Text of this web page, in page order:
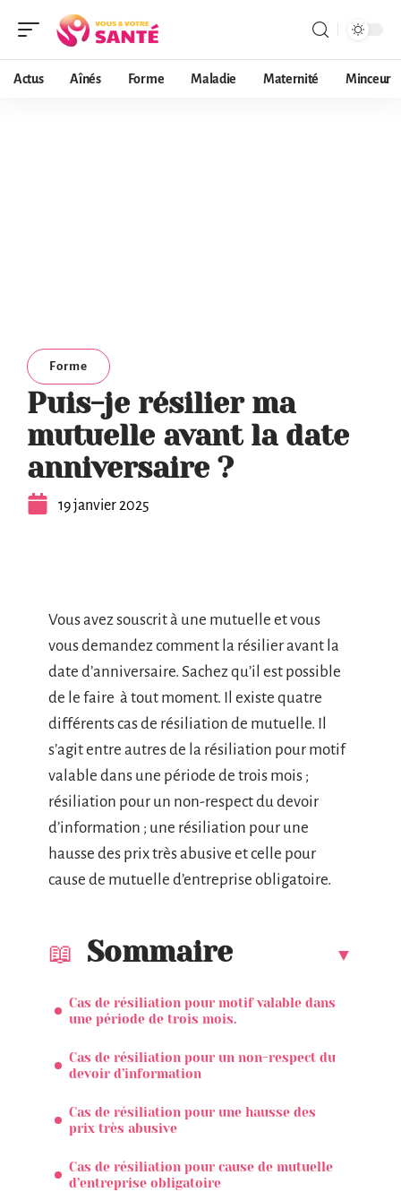
Actus Aînés Forme Maladie Maternité Minceur
Forme
Puis-je résilier ma
mutuelle avant la date
anniversaire ?
19 janvier 2025
Vous avez souscrit à une mutuelle et vous
vous demandez comment la résilier avant la
date d’anniversaire. Sachez qu’il est possible
de le faire à tout moment. Il existe quatre
différents cas de résiliation de mutuelle. Il
s’agit entre autres de la résiliation pour motif
valable dans une période de trois mois ;
résiliation pour un non-respect du devoir
d’information ; une résiliation pour une
hausse des prix très abusive et celle pour
cause de mutuelle d’entreprise obligatoire.
Sommaire
Cas de résiliation pour motif valable dans
une période de trois mois.
Cas de résiliation pour un non-respect du
devoir d’information
Cas de résiliation pour une hausse des
prix très abusive
Cas de résiliation pour cause de mutuelle
d’entreprise obligatoire